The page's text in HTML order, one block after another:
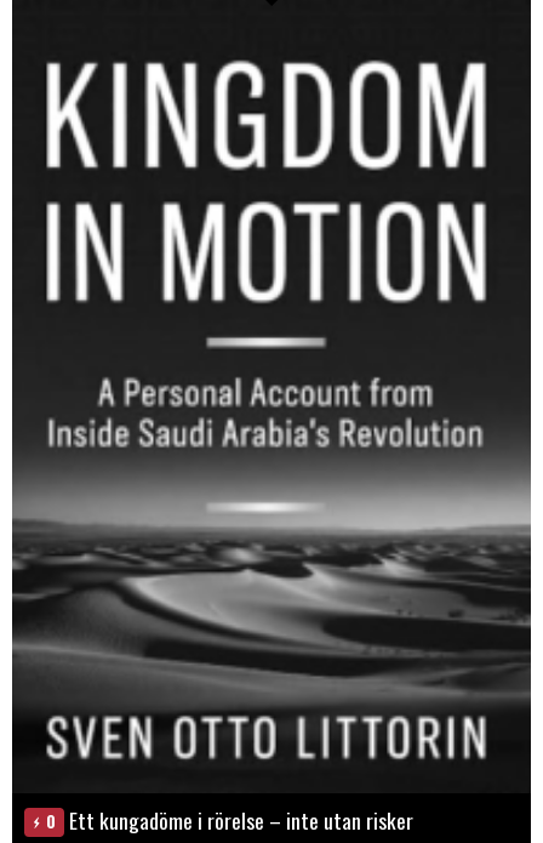
0 Ett kungadöme i rörelse – inte utan risker